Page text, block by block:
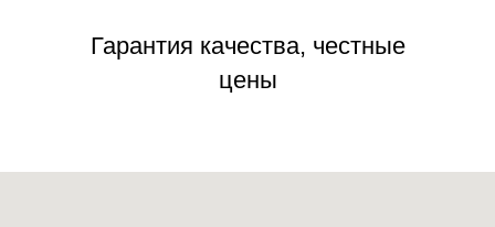
Гарантия качества, честные
цены